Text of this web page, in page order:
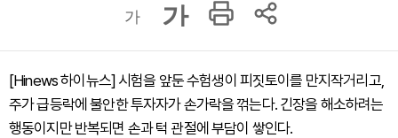
가 가
[Hinews 하이뉴스] 시험을 앞둔 수험생이 피짓토이를 만지작거리고,
주가 급등락에 불안한 투자자가 손가락을 꺾는다. 긴장을 해소하려는
행동이지만 반복되면 손과 턱 관절에 부담이 쌓인다.